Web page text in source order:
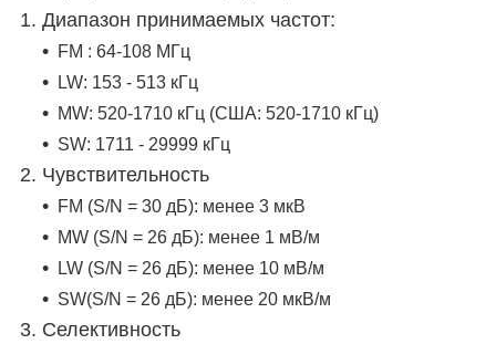
1. Диапазон принимаемых частот:
FM : 64-108 МГц
LW: 153 - 513 кГц
MW: 520-1710 кГц (США: 520-1710 кГц)
SW: 1711 - 29999 кГц
2. Чувствительность
FM (S/N = 30 дБ): менее 3 мкВ
МW (S/N = 26 дБ): менее 1 мВ/м
LW (S/N = 26 дБ): менее 10 мВ/м
SW(S/N = 26 дБ): менее 20 мкВ/м
3. Селективность